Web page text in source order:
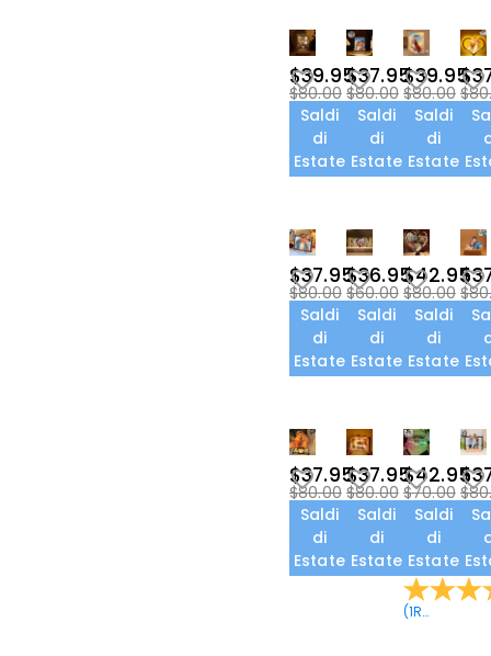
$39.95
$80.00
Saldi
di
Estate
$37.95
$80.00
Saldi
di
Estate
$39.95
$80.00
Saldi
di
Estate
$37.95
$80.00
Saldi
di
Estate
$36.95
$60.00
Saldi
di
Estate
$42.95
$80.00
Saldi
di
Estate
$37.95
$80.00
Saldi
di
Estate
$37.95
$80.00
Saldi
di
Estate
$42.95
$70.00
Saldi
di
Estate
(1Recensioni